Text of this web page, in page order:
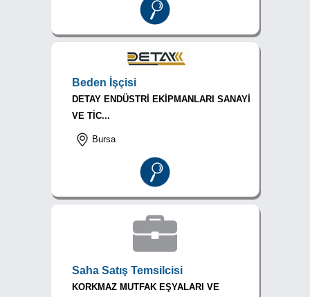
Beden İşçisi
DETAY ENDÜSTRİ EKİPMANLARI SANAYİ
VE TİC...
Bursa
Saha Satış Temsilcisi
KORKMAZ MUTFAK EŞYALARI VE